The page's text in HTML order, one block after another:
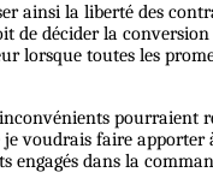
ainsi la liberté des
de décider la
lorsque toutes les
pourraient
voudrais faire
engagés dans la